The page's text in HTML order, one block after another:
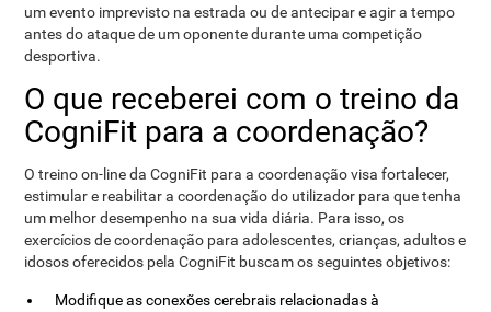
um evento imprevisto na estrada ou de antecipar e agir a tempo
antes do ataque de um oponente durante uma competição
desportiva.
O que receberei com o treino da
CogniFit para a coordenação?
O treino on-line da CogniFit para a coordenação visa fortalecer,
estimular e reabilitar a coordenação do utilizador para que tenha
um melhor desempenho na sua vida diária. Para isso, os
exercícios de coordenação para adolescentes, crianças, adultos e
idosos oferecidos pela CogniFit buscam os seguintes objetivos:
Modifique as conexões cerebrais relacionadas à